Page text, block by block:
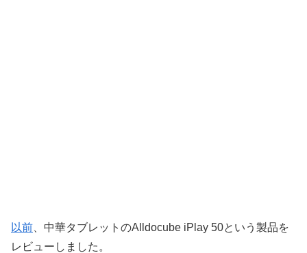
以前 、中華タブレットのAlldocube iPlay 50という製品を
レビューしました。